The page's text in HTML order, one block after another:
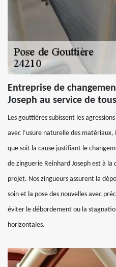
Entreprise de
Joseph au service de
Les gouttières subissent les
avec l’usure naturelle des
que soit la cause justifiant le
de zinguerie Reinhard Joseph est à
projet. Nos zingueurs assurent la
soin et la pose des nouvelles avec
éviter le débordement ou la
horizontales.